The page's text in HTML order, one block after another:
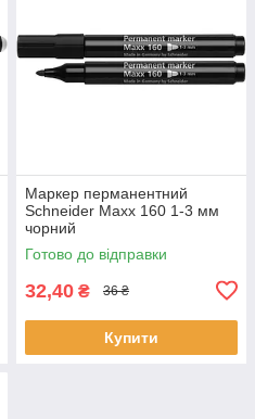
Маркер перманентний
Schneider Maxx 160 1-3 мм
чорний
Готово до відправки
32,40 ₴ 36 ₴
Купити